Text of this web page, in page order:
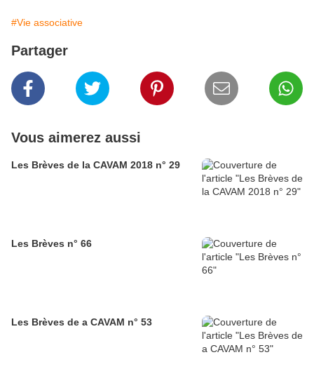
#Vie associative
Partager
Vous aimerez aussi
Les Brèves de la CAVAM 2018 n° 29
Les Brèves n° 66
Les Brèves de a CAVAM n° 53